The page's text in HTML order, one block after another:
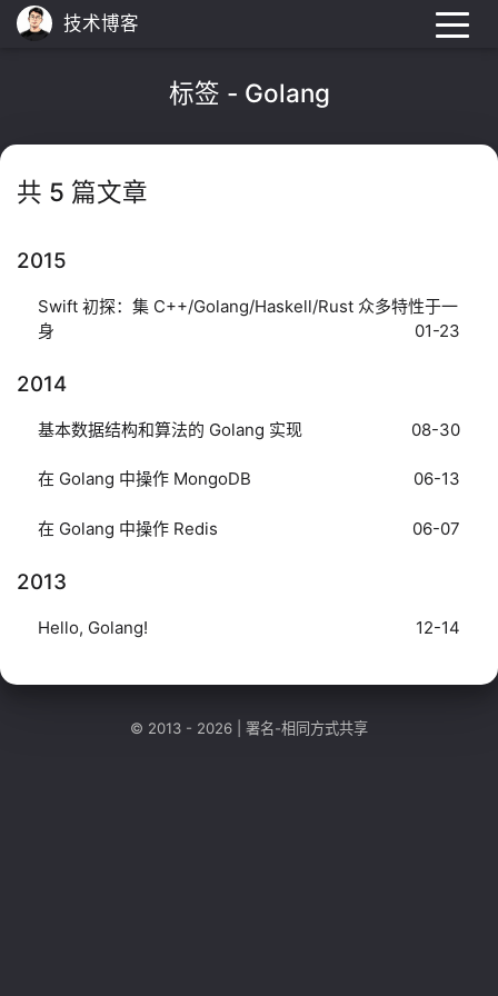
技术博客
标签 - Golang
共 5 篇文章
2015
Swift 初探：集 C++/Golang/Haskell/Rust 众多特性于一
身
01-23
2014
基本数据结构和算法的 Golang 实现 08-30
在 Golang 中操作 MongoDB 06-13
在 Golang 中操作 Redis 06-07
2013
Hello, Golang! 12-14
© 2013 - 2026 | 署名-相同方式共享